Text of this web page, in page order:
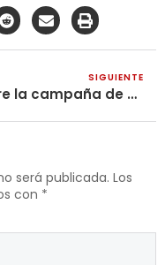
SIGUIENTE
Sobre la campaña de solidaridad con los presos del levantamiento popular
será publicada. Los
con *